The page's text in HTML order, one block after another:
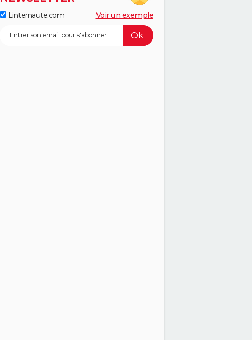
Linternaute.com Voir un exemple